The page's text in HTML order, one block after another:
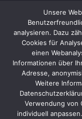
Interessiert oder
werde Teil unseres
Bewerbungen
messebau.de
[/et_pb_text][/
[/et_pb_column][/
Unsere
analysieren. Dazu
Cookies für
einen
Informationen über
Adresse,
Weitere
Verwendung von
individuell